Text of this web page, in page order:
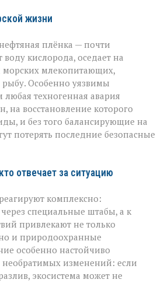
жизни
плёнка — почти
кислорода, оседает на
морских млекопитающих,
рыбу. Особенно уязвимы
техногенная авария
на восстановление которого
и без того балансирующие на
потерять последние безопасные
отвечает за ситуацию
комплексно:
специальные штабы, а к
привлекают не только
и природоохранные
особенно настойчиво
изменений: если
экосистема может не